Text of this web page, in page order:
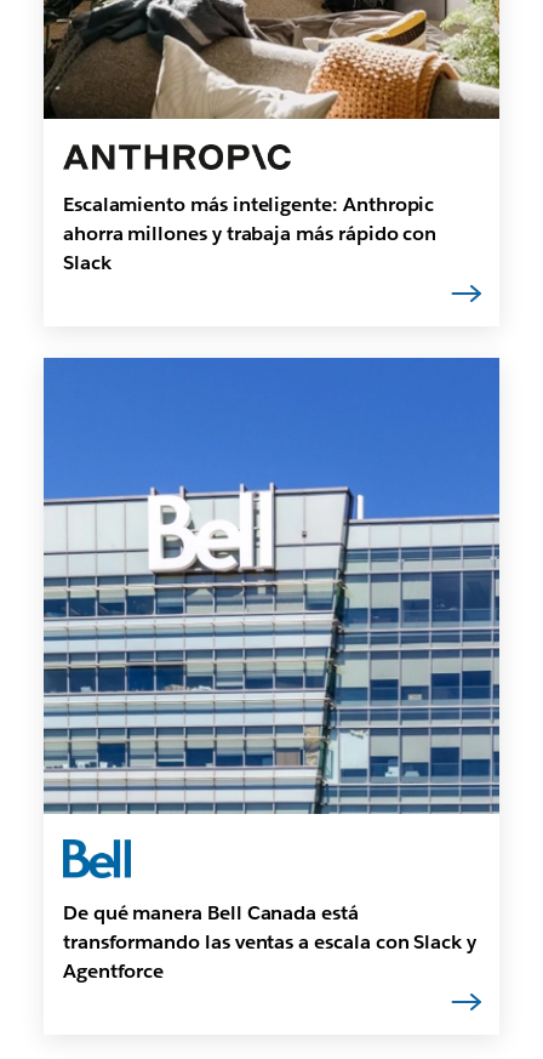
Escalamiento más inteligente: Anthropic
ahorra millones y trabaja más rápido con
Slack
De qué manera Bell Canada está
transformando las ventas a escala con Slack y
Agentforce